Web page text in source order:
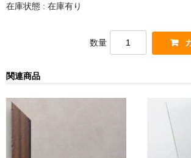
在庫状態 : 在庫有り
数量
関連商品